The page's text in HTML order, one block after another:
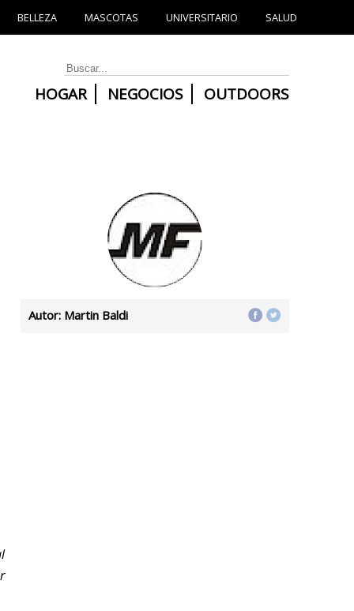
BELLEZA MASCOTAS UNIVERSITARIO SALUD
HOGAR NEGOCIOS OUTDOORS
Autor: Martin Baldi